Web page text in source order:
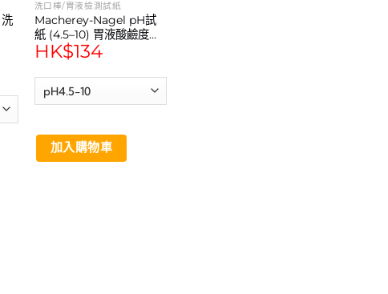
洗口棒/胃液檢測試紙
Macherey-Nagel pH試
紙 (4.5–10) 胃液酸鹼度檢
測
HK$134
加入購物車